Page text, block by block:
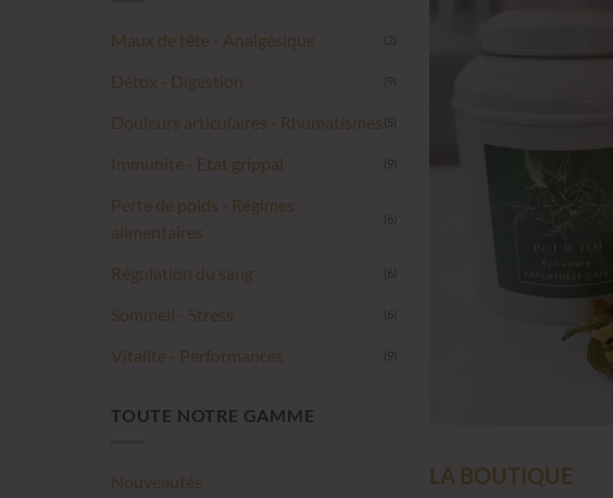
Maux de tête - Analgésique
Détox - Digestion (9)
Douleurs articulaires - Rhumatismes (5)
Immunité - Etat grippal (9)
Perte de poids - Régimes
alimentaires
Régulation du sang
Sommeil - Stress
Vitalité - Performances (9)
TOUTE NOTRE GAMME
Nouveautés
LA BOUTIQUE